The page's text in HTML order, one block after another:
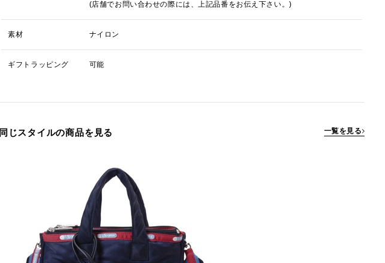
(店舗でお問い合わせの際には、上記品番をお伝え下さい。)
素材 ナイロン
ギフトラッピング 可能
同じスタイルの商品を見る 一覧を見る